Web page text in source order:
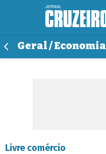
Geral / Economia
Livre comércio